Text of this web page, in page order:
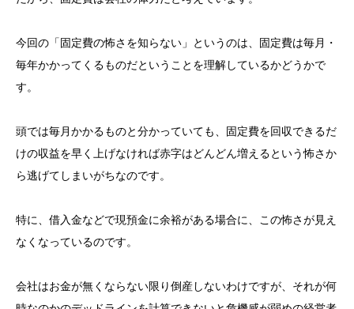
今回の「固定費の怖さを知らない」というのは、固定費は毎月・
毎年かかってくるものだということを理解しているかどうかで
す。
頭では毎月かかるものと分かっていても、固定費を回収できるだ
けの収益を早く上げなければ赤字はどんどん増えるという怖さか
ら逃げてしまいがちなのです。
特に、借入金などで現預金に余裕がある場合に、この怖さが見え
なくなっているのです。
会社はお金が無くならない限り倒産しないわけですが、それが何